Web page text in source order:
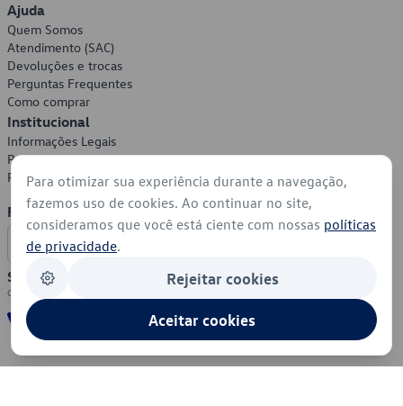
Ajuda
Quem Somos
Atendimento (SAC)
Devoluções e trocas
Perguntas Frequentes
Como comprar
Institucional
Informações Legais
Política de Privacidade
Política de Cookies
Formas de Pagamento
Segurança
Para otimizar sua experiência durante a navegação,
fazemos uso de cookies. Ao continuar no site,
consideramos que você está ciente com nossas políticas
de privacidade.
Rejeitar cookies
Aceitar cookies